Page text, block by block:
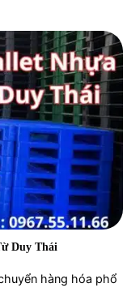
Duy Thái
hàng hóa phổ